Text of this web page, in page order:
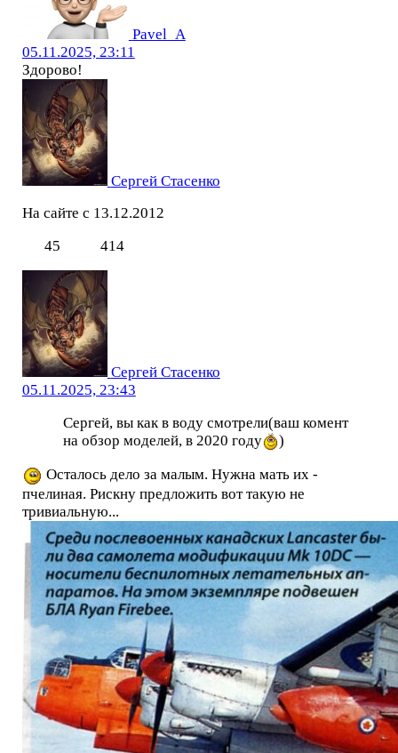
Pavel_A
05.11.2025, 23:11
Здорово!
Сергей Стасенко
На сайте с 13.12.2012
45
414
Сергей Стасенко
05.11.2025, 23:43
Сергей, вы как в воду смотрели(ваш комент
на обзор моделей, в 2020 году
)
Осталось дело за малым. Нужна мать их -
пчелиная. Рискну предложить вот такую не
тривиальную...